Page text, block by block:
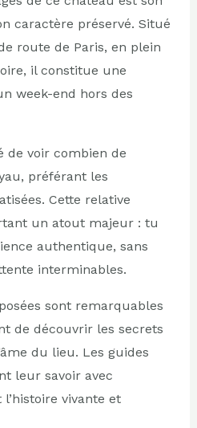
caractère préservé. Situé
route de Paris, en plein
il constitue une
week-end hors des
de voir combien de
préférant les
Cette relative
un atout majeur : tu
authentique, sans
interminables.
sont remarquables
de découvrir les secrets
du lieu. Les guides
leur savoir avec
vivante et